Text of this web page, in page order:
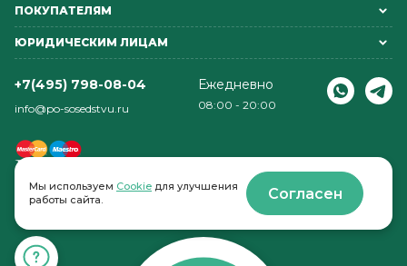
ПОКУПАТЕЛЯМ
ЮРИДИЧЕСКИМ ЛИЦАМ
+7(495) 798-08-04
info@po-sosedstvu.ru
Ежедневно
08:00 - 20:00
© 2022-2026 . По соседству
Мы используем Cookie для улучшения
работы сайта.
Согласен